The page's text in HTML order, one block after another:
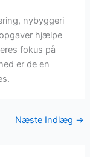
nybyggeri
hjælpe
fokus på
er de en
Næste Indlæg →